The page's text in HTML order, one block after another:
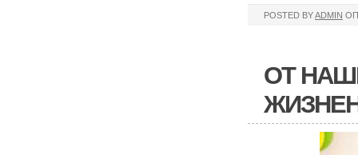
POSTED BYADMIN
ОТ